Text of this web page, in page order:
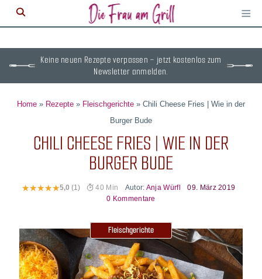
≡
Keine neuen Rezepte verpassen – jetzt kostenlos zum
Newsletter anmelden.
Home » Rezepte » Fleischgerichte » Chili Cheese Fries | Wie in der
Burger Bude
CHILI CHEESE FRIES | WIE IN DER
BURGER BUDE
5,0 (1) 40 Min Autor: Anja Würfl
09. März 2019
0 Kommentare
Fleischgerichte